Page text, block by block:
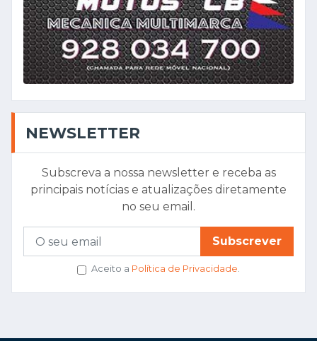
NEWSLETTER
Subscreva a nossa newsletter e receba as
principais notícias e atualizações diretamente
no seu email.
Subscrever
Aceito a Política de Privacidade.